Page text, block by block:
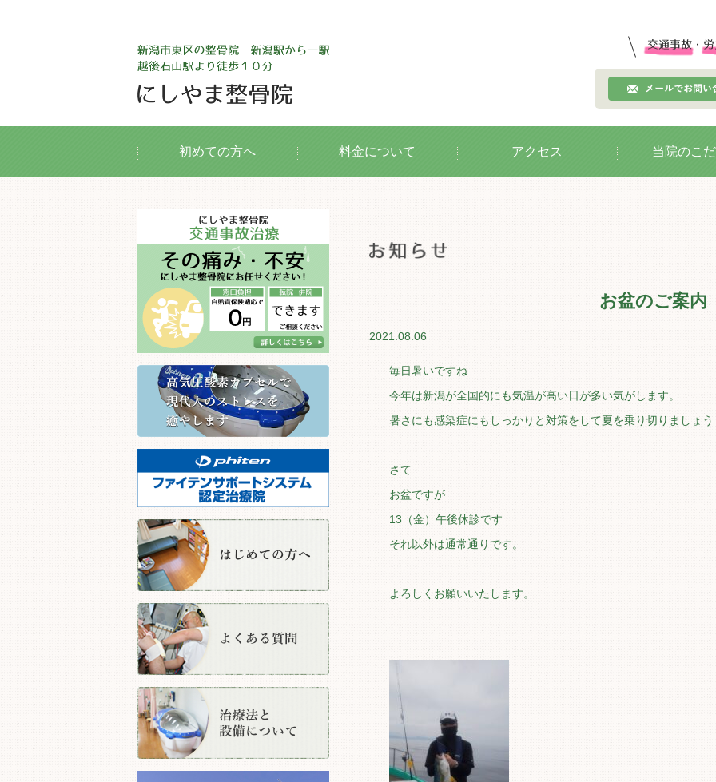
初めての方へ 料金について アクセス 当院のこ
お盆のご案内
2021.08.06
毎日暑いですね
今年は新潟が全国的にも気温が高い日が多い気がします。
暑さにも感染症にもしっかりと対策をして夏を乗り切りましょう
さて
お盆ですが
13（金）午後休診です
それ以外は通常通りです。
よろしくお願いいたします。